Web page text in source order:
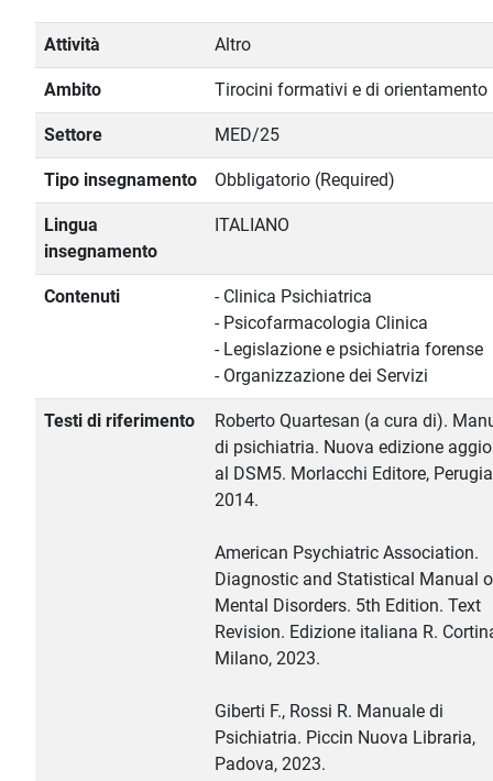
Attività Altro
Ambito Tirocini formativi e di orientamento
Settore MED/25
Tipo insegnamento Obbligatorio (Required)
Lingua
insegnamento
ITALIANO
Contenuti
- Clinica Psichiatrica
- Psicofarmacologia Clinica
- Legislazione e psichiatria forense
- Organizzazione dei Servizi
Testi di riferimento
Roberto Quartesan (a cura di).
di psichiatria. Nuova edizione
al DSM5. Morlacchi Editore,
2014.
American Psychiatric Association.
Diagnostic and Statistical Manual
Mental Disorders. 5th Edition. Text
Revision. Edizione italiana R.
Milano, 2023.
Giberti F., Rossi R. Manuale di
Psichiatria. Piccin Nuova Libraria,
Padova, 2023.